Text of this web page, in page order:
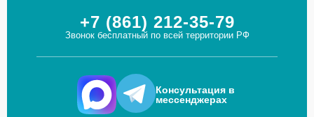
+7 (861) 212-35-79
Звонок бесплатный по всей территории РФ
Консультация в
мессенджерах